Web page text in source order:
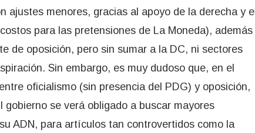
ajustes menores, gracias al apoyo de la derecha y el
para las pretensiones de La Moneda), además
de oposición, pero sin sumar a la DC, ni sectores
Sin embargo, es muy dudoso que, en el
oficialismo (sin presencia del PDG) y oposición,
se verá obligado a buscar mayores
ADN, para artículos tan controvertidos como la